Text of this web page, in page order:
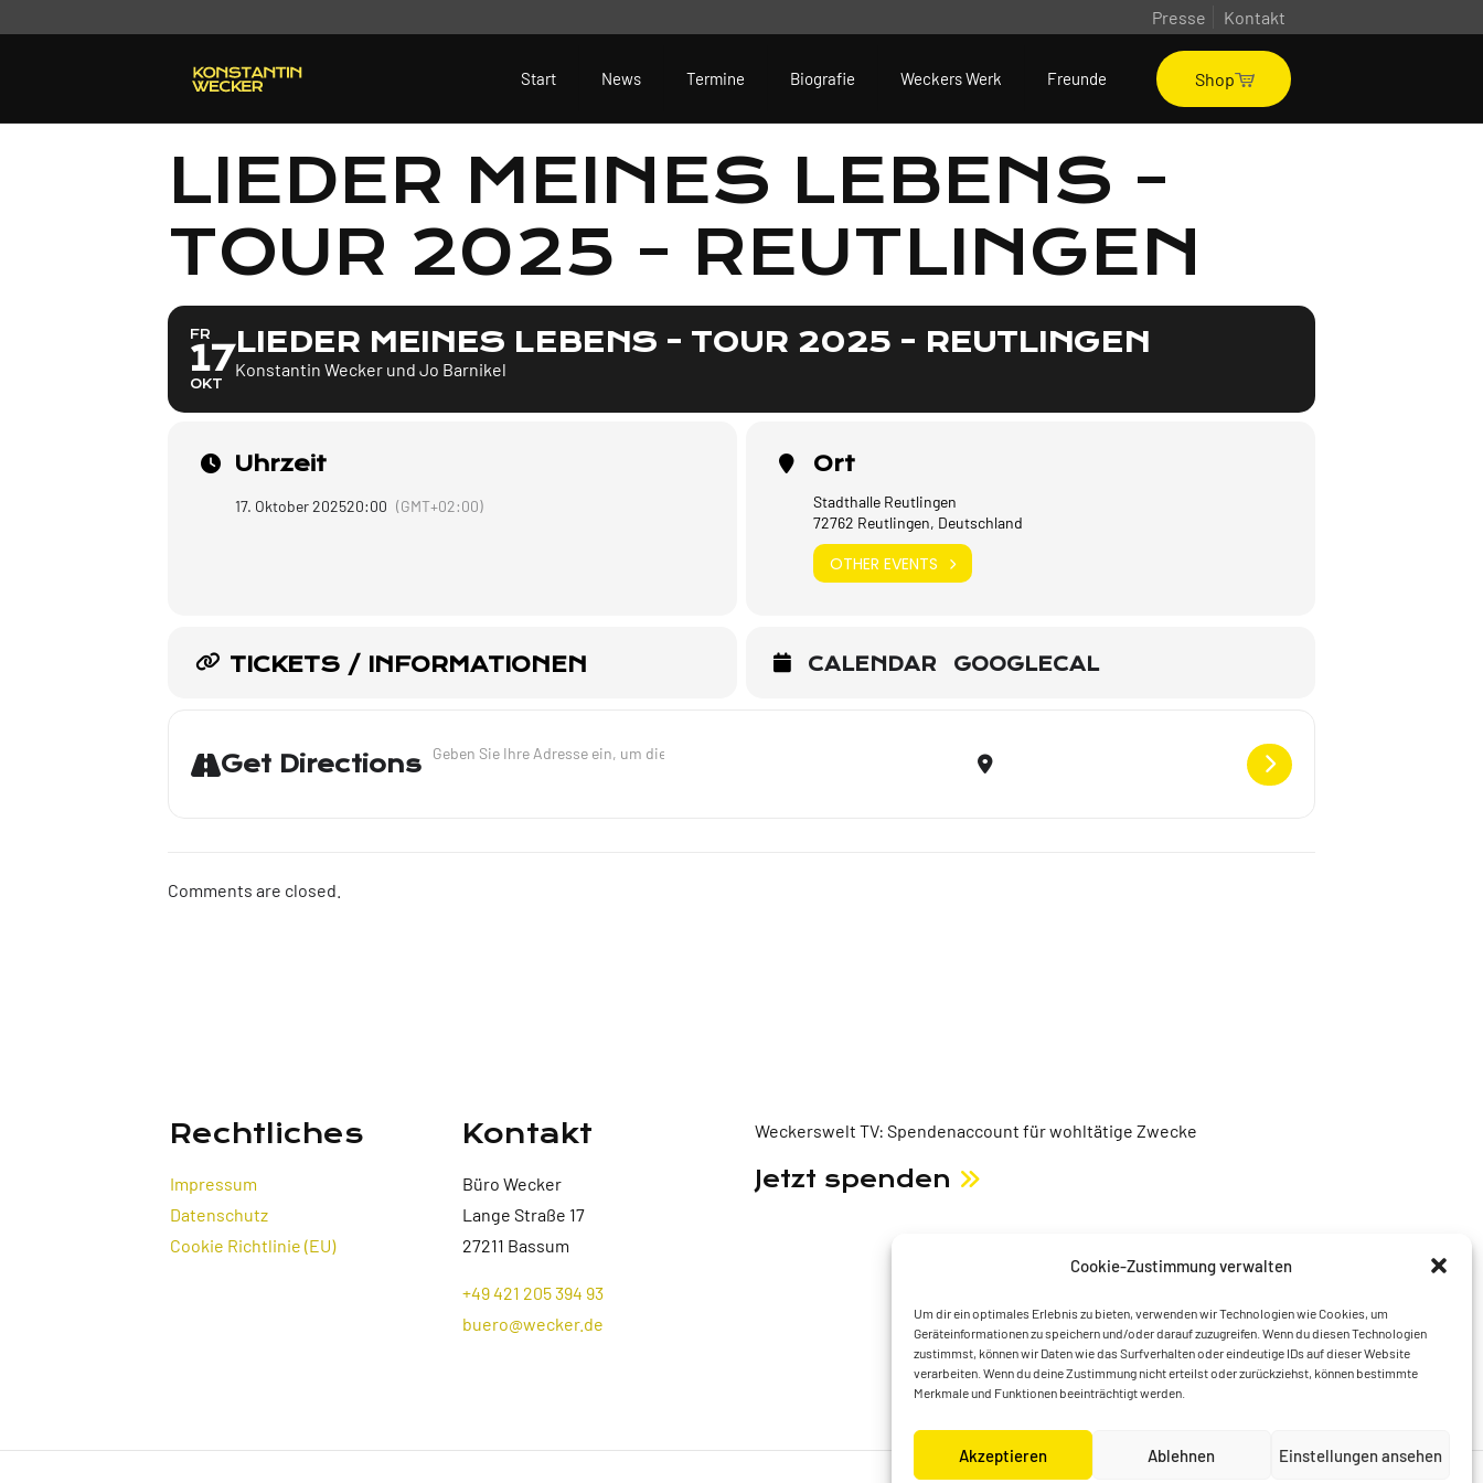
Cookie-Zustimmung verwalten
Um dir ein optimales Erlebnis zu bieten, verwenden wir Technologien wie Cookies, um
Geräteinformationen zu speichern und/oder darauf zuzugreifen. Wenn du diesen Technologien
zustimmst, können wir Daten wie das Surfverhalten oder eindeutige IDs auf dieser Website
verarbeiten. Wenn du deine Zustimmung nicht erteilst oder zurückziehst, können bestimmte
Merkmale und Funktionen beeinträchtigt werden.
Akzeptieren Ablehnen Einstellungen ansehen
Presse Kontakt
Start News Termine Biografie Weckers Werk Freunde Shop
LIEDER MEINES LEBENS -
TOUR 2025 - REUTLINGEN
FR
17
OKT
LIEDER MEINES LEBENS - TOUR 2025 - REUTLINGEN
Konstantin Wecker und Jo Barnikel
Uhrzeit
17. Oktober 202520:00 (GMT+02:00)
Ort
Stadthalle Reutlingen
72762 Reutlingen, Deutschland
OTHER EVENTS
TICKETS / INFORMATIONEN CALENDAR GOOGLECAL
Get Directions
Address - Lieder meines Lebens - Tour 2025 - Reutlingen [1oM00NBhX] Destination Address - Lieder meines Lebens - Tour 2025 - Reutlingen
Comments are closed.
Rechtliches
Impressum
Datenschutz
Cookie Richtlinie (EU)
Kontakt
Büro Wecker
Lange Straße 17
27211 Bassum
+49 421 205 394 93
buero@wecker.de
Weckerswelt TV: Spendenaccount für wohltätige Zwecke
Jetzt spenden